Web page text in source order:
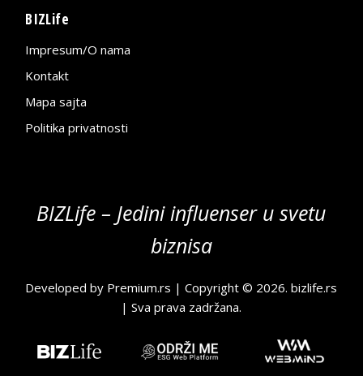
BIZLife
Impresum/O nama
Kontakt
Mapa sajta
Politika privatnosti
BIZLife – Jedini influenser u svetu
biznisa
Developed by Premium.rs | Copyright © 2026.bizlife.rs
| Sva prava zadržana.